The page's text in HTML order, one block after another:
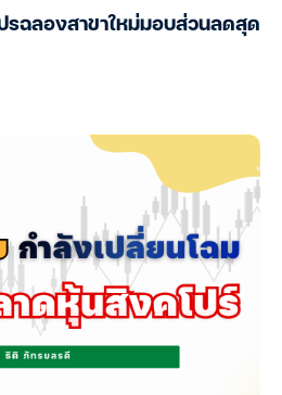
ฉลองสาขาใหม่มอบส่วนลดสุด